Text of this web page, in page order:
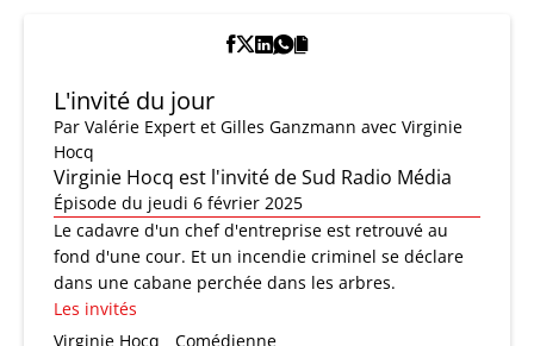
L'invité du jour
Par Valérie Expert et Gilles Ganzmann avec Virginie
Hocq
Virginie Hocq est l'invité de Sud Radio Média
Épisode du jeudi 6 février 2025
Le cadavre d'un chef d'entreprise est retrouvé au
fond d'une cour. Et un incendie criminel se déclare
dans une cabane perchée dans les arbres.
Les invités
Virginie Hocq
Comédienne